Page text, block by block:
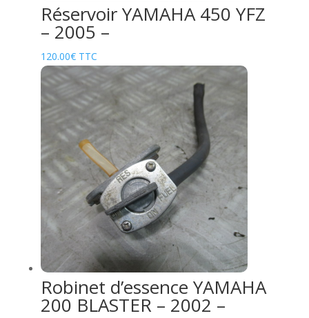
Réservoir YAMAHA 450 YFZ
– 2005 –
120.00€ TTC
Robinet d’essence YAMAHA
200 BLASTER – 2002 –